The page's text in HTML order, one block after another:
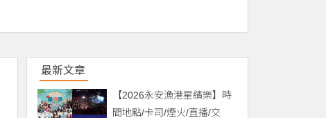
最新文章
【2026永安漁港星繽樂】時
間地點/卡司/煙火/直播/交